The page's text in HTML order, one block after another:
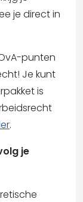
je direct in
punten
Je kunt
is
.
je